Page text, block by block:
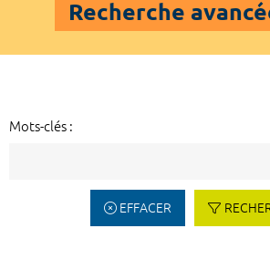
Recherche
Mots-clés :
EFFACER